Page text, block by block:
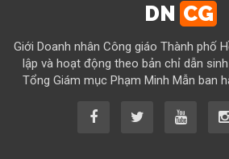
Chúc mừng bổn mạng Chị Maria Nguyễn
Chúc mừng bổn mạng Chị Maria Lâm
Chúc mừng bổn mạng Chị Maria Từ
Chúc mừng bổn mạng Chị Rosa Nguyễn
DN CG
Giới Doanh nhân Công giáo Thành phố
lập và hoạt động theo bản chỉ dẫn
Tổng Giám mục Phạm Minh Mẫn ban